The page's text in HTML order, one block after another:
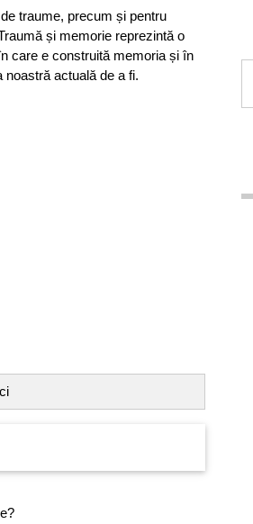
traume, precum și pentru
și memorie reprezintă o
care e construită memoria și în
noastră actuală de a fi.